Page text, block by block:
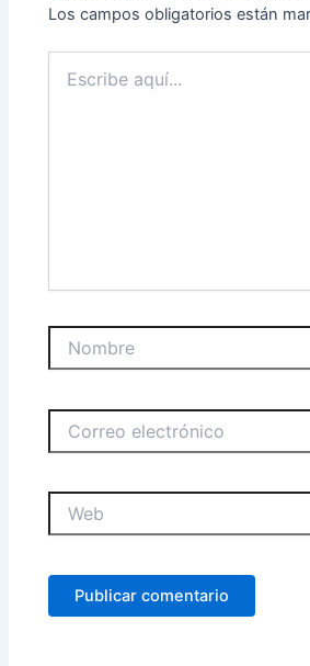
Los campos obligatorios están
aquí...
electrónico